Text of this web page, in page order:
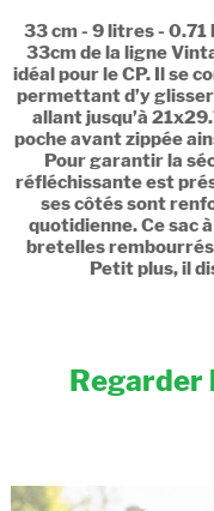
33 cm - 9 litres - 0.71
33cm de la ligne
idéal pour le CP. Il se
permettant d’y
allant jusqu’à
poche avant zippée
Pour garantir la
réfléchissante est
ses côtés sont
quotidienne. Ce sac
bretelles
Petit plus, il
Regarder